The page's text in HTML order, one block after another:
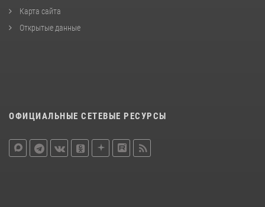
Карта сайта
Открытые данные
ОФИЦИАЛЬНЫЕ СЕТЕВЫЕ РЕСУРСЫ